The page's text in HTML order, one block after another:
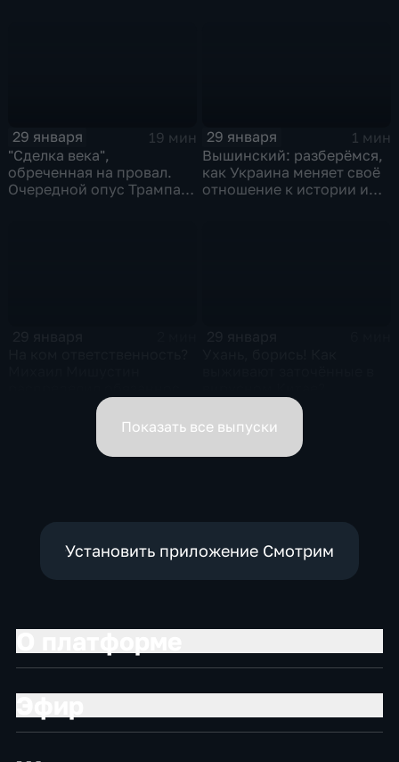
29 января
19 мин
"Сделка века",
обреченная на провал.
Очередной опус Трампа.
29 января
1 мин
Вышинский: разберёмся,
как Украина меняет своё
отношение к истории и
вице-премьеров
Показать все выпуски
Установить приложение Смотрим